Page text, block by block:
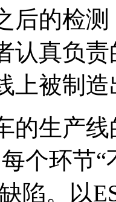
后的检
认真负
上被制
生产线
个环节
陷。以